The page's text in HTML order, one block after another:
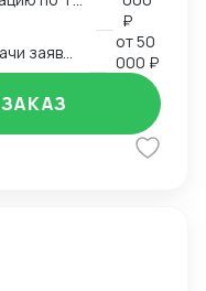
₽
от50
000 ₽